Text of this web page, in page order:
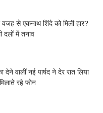
वजह से एकनाथ शिंदे को मिली हार?
दलों में तनाव
वालीं नई पार्षद ने देर रात लिया
रहे फोन